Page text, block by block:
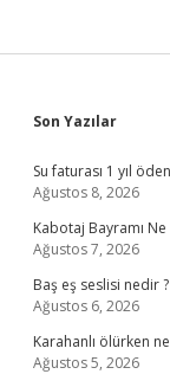
Sidebar
Son Yazılar
Su faturası 1 yıl
Ağustos 8, 2026
Kabotaj Bayramı
Ağustos 7, 2026
Baş eş seslisi nedir ?
Ağustos 6, 2026
Karahanlı ölürken
Ağustos 5, 2026